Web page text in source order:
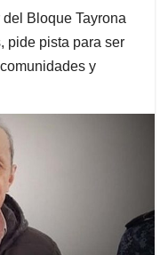
Bloque Tayrona
pide pista para ser
y